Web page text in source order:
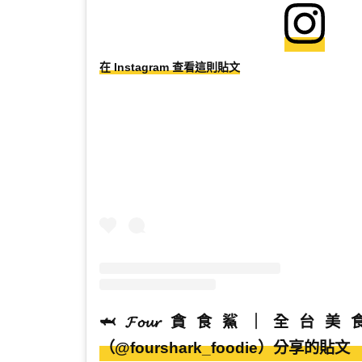
在 Instagram 查看這則貼文
🦈𝓕𝓸𝓾𝓻貪食鯊｜全台美
（@fourshark_foodie）分享的貼文